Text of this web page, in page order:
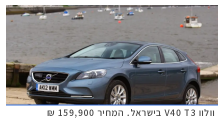
וולוו V40 T3 בישראל. המחיר 159,900 ₪